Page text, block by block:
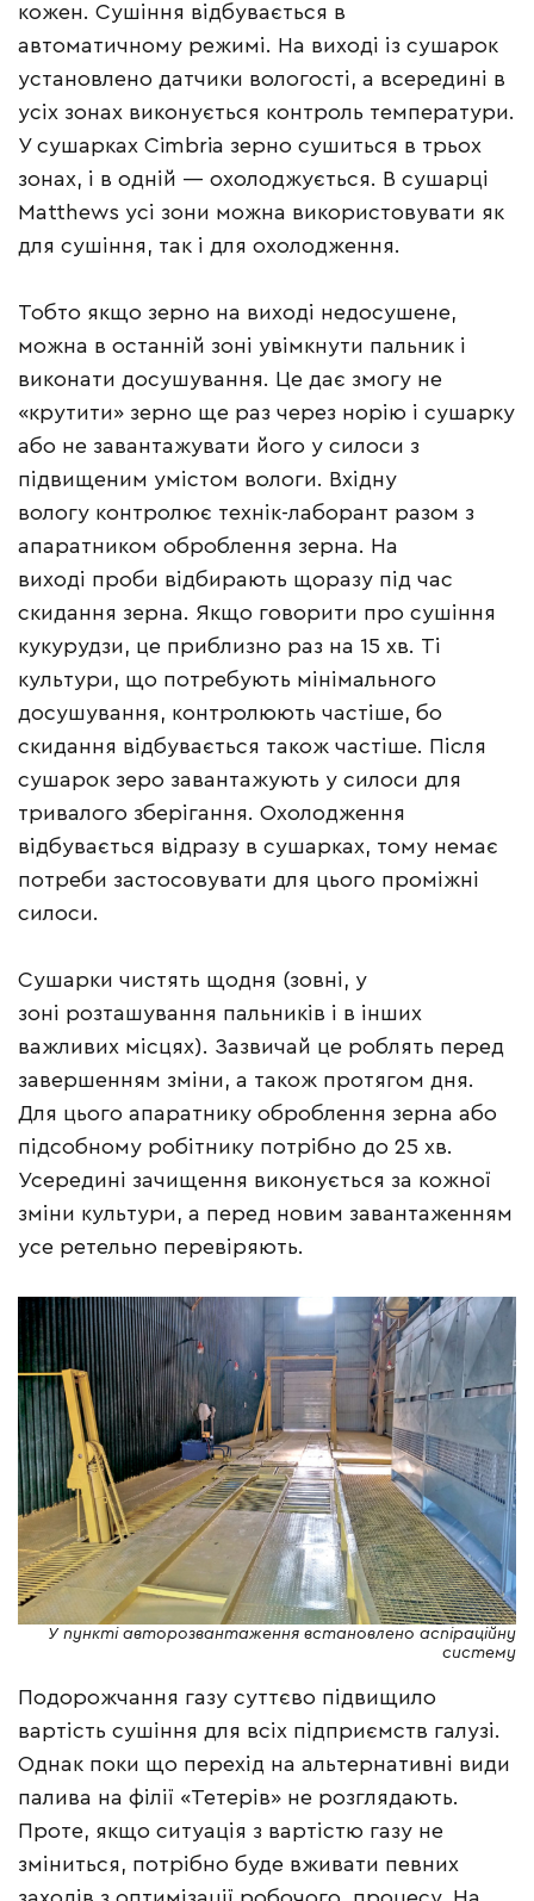
кожен. Сушіння відбувається в
автоматичному режимі. На виході із сушарок
установлено датчики вологості, а всередині в
усіх зонах виконується контроль температури.
У сушарках Cimbria зерно сушиться в трьох
зонах, і в одній — охолоджується. В сушарці
Matthews усі зони можна використовувати як
для сушіння, так і для охолодження.
Тобто якщо зерно на виході недосушене,
можна в останній зоні увімкнути пальник і
виконати досушування. Це дає змогу не
«крутити» зерно ще раз через норію і сушарку
або не завантажувати його у силоси з
підвищеним умістом вологи. Вхідну
вологу контролює технік-лаборант разом з
апаратником оброблення зерна. На
виході проби відбирають щоразу під час
скидання зерна. Якщо говорити про сушіння
кукурудзи, це приблизно раз на 15 хв. Ті
культури, що потребують мінімального
досушування, контролюють частіше, бо
скидання відбувається також частіше. Після
сушарок зеро завантажують у силоси для
тривалого зберігання. Охолодження
відбувається відразу в сушарках, тому немає
потреби застосовувати для цього проміжні
силоси.
Сушарки чистять щодня (зовні, у
зоні розташування пальників і в інших
важливих місцях). Зазвичай це роблять перед
завершенням зміни, а також протягом дня.
Для цього апаратнику оброблення зерна або
підсобному робітнику потрібно до 25 хв.
Усередині зачищення виконується за кожної
зміни культури, а перед новим завантаженням
усе ретельно перевіряють.
У пункті авторозвантаження встановлено аспіраційну
систему
Подорожчання газу суттєво підвищило
вартість сушіння для всіх підприємств галузі.
Однак поки що перехід на альтернативні види
палива на філії «Тетерів» не розглядають.
Проте, якщо ситуація з вартістю газу не
зміниться, потрібно буде вживати певних